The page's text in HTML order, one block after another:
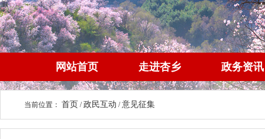
网站首页 走进杏乡 政务资讯
当前位置： 首页 /政民互动 /意见征集